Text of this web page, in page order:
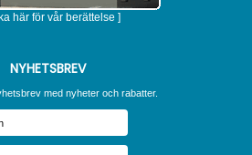
här för vår berättelse ]
NYHETSBREV
med nyheter och rabatter.